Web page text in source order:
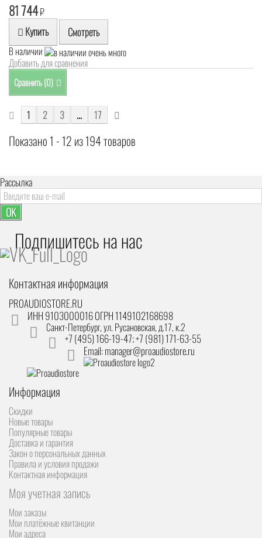
81 744₽
Купить Смотреть
В наличии
Добавить для сравнения
Сравнить (0)
1 2 3 ... 17
Показано 1 - 12 из 194 товаров
Рассылка
OK
Подпишитесь на наc
Контактная информация
PROAUDIOSTORE.RU
ИНН 9103000016 ОГРН 1149102168698
Санкт-Петербург,ул. Русановская, д.17, к.2
+7 (495) 166-19-47; +7 (981) 171-63-55
Email: manager@proaudiostore.ru
Информация
Скидки
Новые товары
Популярные товары
Доставка и гарантия
Закон о персональных данных
Правила и условия продажи
Контактная информация
Моя учетная запись
Мои заказы
Мои платёжные квитанции
Мои адреса